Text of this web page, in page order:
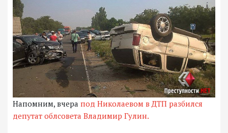
Напомним, вчера под Николаевом в ДТП разбился
депутат облсовета Владимир Гулин.